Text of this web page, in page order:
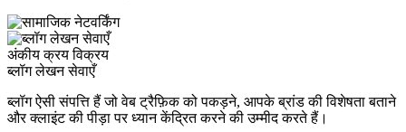
अंकीय क्रय विक्रय
ब्लॉग लेखन सेवाएँ
ब्लॉग ऐसी संपत्ति हैं जो वेब ट्रैफ़िक को पकड़ने, आपके ब्रांड की विशेषता बताने
और क्लाइंट की पीड़ा पर ध्यान केंद्रित करने की उम्मीद करते हैं।